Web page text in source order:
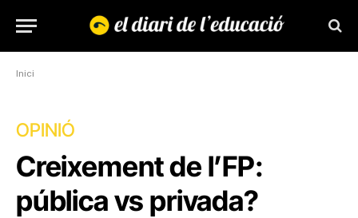
Inici
OPINIÓ
Creixement de l’FP:
pública vs privada?